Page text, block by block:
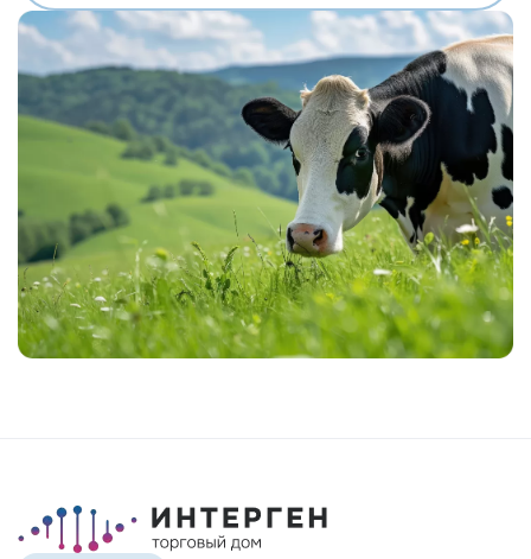
MR SPRING NIGHTHAWK-ET
MR MT NIGHTLIFE 31444-ET
MR TROY NIGHTSTICK 61156-ET
MR SPRING NOBLE 2-ETN
MR SUPERHERO NOLAN-ET
MR WINGS NORTON-ET
EDG DIRECTOR OPTIC-ET
POTTERS-FIELD PAVETHEWAY-TW
BTS-MARCY PETULA PING-ET
ST GEN NOBLE PONCHO
GENOSOURCE DELTA REGMA-ET
VOGUE REVIVAL-RED-ET